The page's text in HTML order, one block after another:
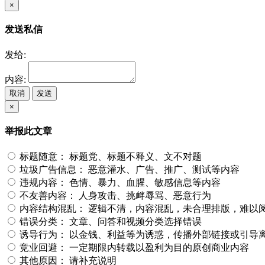
×
发送私信
发给:
内容:
取消
发送
×
举报此文章
标题随意： 标题党、标题不释义、文不对题
垃圾广告信息： 恶意灌水、广告、推广、测试等内容
违规内容： 色情、暴力、血腥、敏感信息等内容
不友善内容：
人身攻击、挑衅辱骂、恶意行为
内容结构混乱： 逻辑不清，内容混乱，未合理排版，难以
错误分类： 文章、问答和视频分类选择错误
诱导行为：
以金钱、利益等为诱惑，传播外部链接或引导
竞业回避： 一定期限内转载以盈利为目的原创商业内容
其他原因： 请补充说明